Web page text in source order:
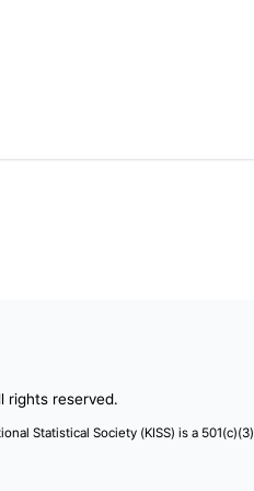
rights reserved.
Statistical Society (KISS) is a 501(c)(3)